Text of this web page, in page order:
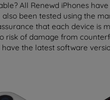
All Renewd iPhones
been tested using the
that each device is
risk of damage from
the latest software